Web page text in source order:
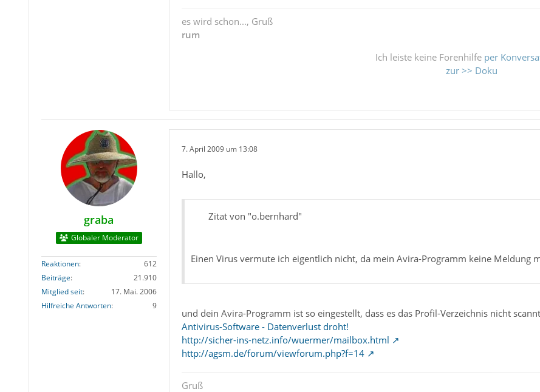
es wird schon..., Gruß
rum
Ich leiste keine Forenhilfe per
zur >> Doku
graba
Globaler Moderator
Reaktionen
612
Beiträge
21.910
Mitglied seit
17. Mai. 2006
Hilfreiche Antworten
9
7. April 2009 um 13:08
Hallo,
Zitat von "o.bernhard"
Einen Virus vermute ich eigentlich nicht, da mein Avira-Programm keine Meldung
und dein Avira-Programm ist so eingestellt, dass es das Profil-Verzeichnis nicht
Antivirus-Software - Datenverlust droht!
http://sicher-ins-netz.info/wuermer/mailbox.html
http://agsm.de/forum/viewforum.php?f=14
Gruß